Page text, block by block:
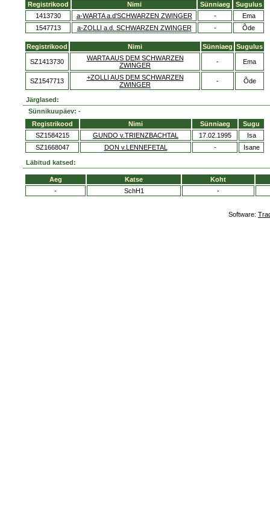
Registrikood Nimi Sünniaeg
Sugulus
1413730
a-WARTA a.d'SCHWARZEN ZWINGER -
Ema
1547713
a-ZOLLI a.d. SCHWARZEN ZWINGER - Õde
Registrikood Nimi Sünniaeg Sugulus
SZ1413730
WARTA AUS DEM SCHWARZEN
ZWINGER
- Ema
SZ1547713
+ZOLLI AUS DEM SCHWARZEN
ZWINGER
- Õde
Järglased:
Sünnikuupäev: -
Registrikood
Nimi Sünniaeg
Sugu
SZ1584215
GUNDO v.TRIENZBACHTAL 17.02.1995
Isa
SZ1668047
DON v.LENNEFETAL - Isane
Läbitud katsed:
Aeg Katse
Koht
-
SchH1 -
Software: